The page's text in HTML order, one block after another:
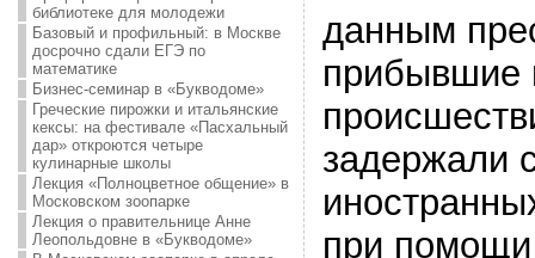
библиотеке для молодежи
Базовый и профильный: в Москве
досрочно сдали ЕГЭ по
математике
Бизнес-семинар в «Букводоме»
Греческие пирожки и итальянские
кексы: на фестивале «Пасхальный
дар» откроются четыре
кулинарные школы
Лекция «Полноцветное общение» в
Московском зоопарке
Лекция о правительнице Анне
Леопольдовне в «Букводоме»
данным
прибывшие
задержали
при помощи